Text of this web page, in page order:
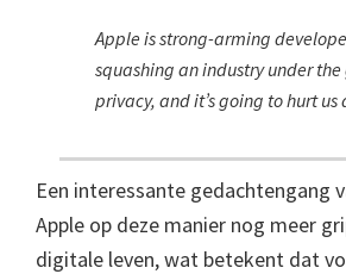
Apple is strong-arming
squashing an industry under the
privacy, and it’s going to hurt us
Een interessante gedachtengang
Apple op deze manier nog meer
digitale leven, wat betekent dat